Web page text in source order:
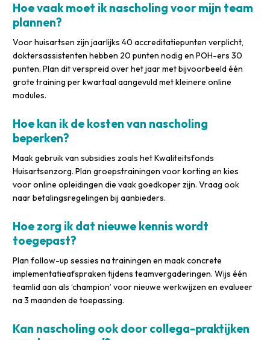
Hoe vaak moet ik nascholing voor mijn team
plannen?
Voor huisartsen zijn jaarlijks 40 accreditatiepunten verplicht,
doktersassistenten hebben 20 punten nodig en POH-ers 30
punten. Plan dit verspreid over het jaar met bijvoorbeeld één
grote training per kwartaal aangevuld met kleinere online
modules.
Hoe kan ik de kosten van nascholing
beperken?
Maak gebruik van subsidies zoals het Kwaliteitsfonds
Huisartsenzorg. Plan groepstrainingen voor korting en kies
voor online opleidingen die vaak goedkoper zijn. Vraag ook
naar betalingsregelingen bij aanbieders.
Hoe zorg ik dat nieuwe kennis wordt
toegepast?
Plan follow-up sessies na trainingen en maak concrete
implementatieafspraken tijdens teamvergaderingen. Wijs één
teamlid aan als ‘champion’ voor nieuwe werkwijzen en evalueer
na 3 maanden de toepassing.
Kan nascholing ook door collega-praktijken